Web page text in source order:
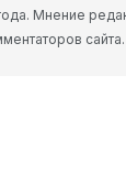
Мнение
сайта.